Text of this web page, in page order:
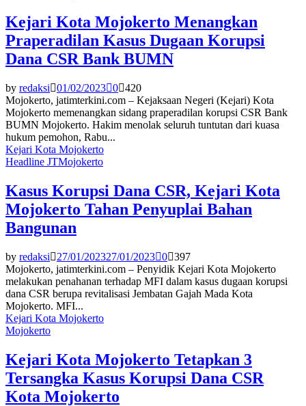
Kejari Kota Mojokerto Menangkan
Praperadilan Kasus Dugaan Korupsi
Dana CSR Bank BUMN
by redaksi 01/02/2023 0 420
Mojokerto, jatimterkini.com – Kejaksaan Negeri (Kejari) Kota
Mojokerto memenangkan sidang praperadilan korupsi CSR Bank
BUMN Mojokerto. Hakim menolak seluruh tuntutan dari kuasa
hukum pemohon, Rabu...
Kejari Kota Mojokerto
Headline JTMojokerto
Kasus Korupsi Dana CSR, Kejari Kota
Mojokerto Tahan Penyuplai Bahan
Bangunan
by redaksi 27/01/202327/01/2023 0 397
Mojokerto, jatimterkini.com – Penyidik Kejari Kota Mojokerto
melakukan penahanan terhadap MFI dalam kasus dugaan korupsi
dana CSR berupa revitalisasi Jembatan Gajah Mada Kota
Mojokerto. MFI...
Kejari Kota Mojokerto
Mojokerto
Kejari Kota Mojokerto Tetapkan 3
Tersangka Kasus Korupsi Dana CSR
Kota Mojokerto